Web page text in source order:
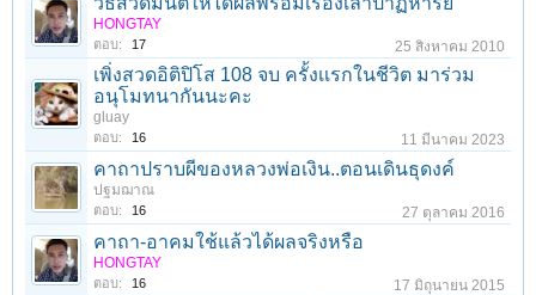
HONGTAY
ตอบ: 17 25 สิงหาคม 2010
เพิ่งสวดอิติปิโส 108 จบ ครั้งเเรกในชีวิต มาร่วม
อนุโมทนากันนะคะ
gluay
ตอบ: 16 11 มีนาคม 2023
คาถาปราบผีของหลวงพ่อเงิน..ตอนเดินธุดงค์
ปฐมฌาณ
ตอบ: 16 27 ตุลาคม 2016
คาถา-อาคมใช้แล้วได้ผลจริงหรือ
HONGTAY
ตอบ: 16 17 มิถุนายน 2015